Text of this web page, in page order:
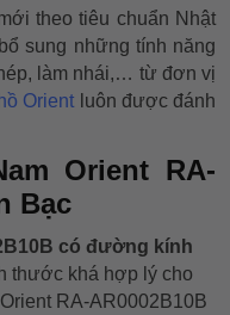
theo tiêu chuẩn Nhật
sung những tính năng
làm nhái,… từ đơn vị
Orient luôn được đánh
Orient RA-
Bạc
có đường kính
thước khá hợp lý cho
RA-AR0002B10B